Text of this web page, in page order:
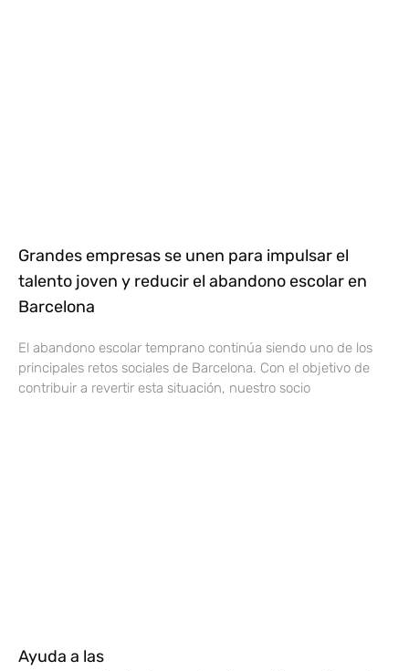
Grandes empresas se unen para impulsar el
talento joven y reducir el abandono escolar en
Barcelona
El abandono escolar temprano continúa siendo uno de los
principales retos sociales de Barcelona. Con el objetivo de
contribuir a revertir esta situación, nuestro socio
Ayuda a las